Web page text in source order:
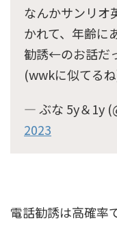
なんかサンリオ
かれて、年齢に
勧誘←のお話だ
(wwkに似てる
— ぶな 5y＆1y
2023
電話勧誘は高確率